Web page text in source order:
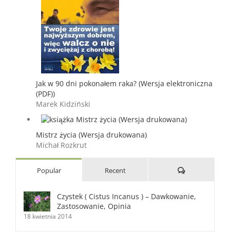
Jak w 90 dni pokonałem raka? (Wersja elektroniczna
(PDF))
Marek Kidziński
Mistrz życia (Wersja drukowana)
Michał Rozkrut
Popular Recent Comments
Czystek ( Cistus Incanus ) – Dawkowanie,
Zastosowanie, Opinia
18 kwietnia 2014